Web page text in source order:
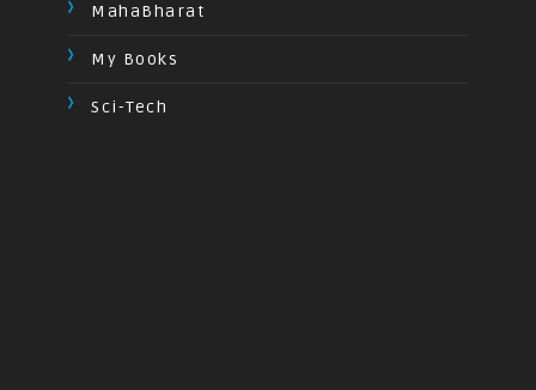
MahaBharat
My Books
Sci-Tech